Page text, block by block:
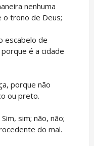
nenhuma
o trono de Deus;
escabelo de
é a cidade
porque não
ou preto.
sim; não, não;
do mal.